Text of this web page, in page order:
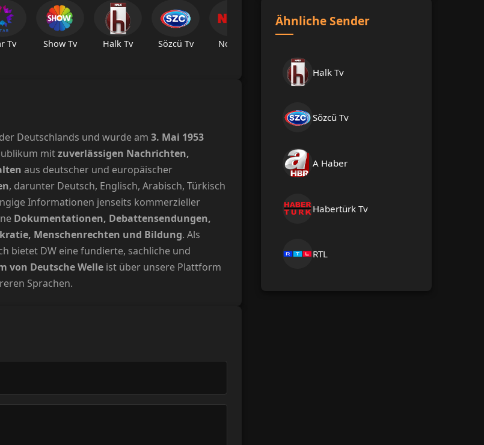
Tv Show Tv Halk Tv Sözcü Tv Now Tv
Deutschlands und wurde am 3. Mai 1953
mitzuverlässigen Nachrichten,
aus deutscher und europäischer
, darunter Deutsch, Englisch, Arabisch, Türkisch
Informationen jenseits kommerzieller
Dokumentationen, Debattensendungen,
Menschenrechten und Bildung. Als
bietet DW eine fundierte, sachliche und
von Deutsche Welle ist über unsere Plattform
Sprachen.
Ähnliche Sender
Halk Tv
Sözcü Tv
A Haber
Habertürk Tv
RTL